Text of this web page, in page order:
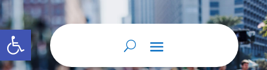
Abrir barra de herramientas